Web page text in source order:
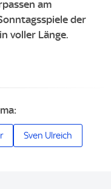
am
der
voller Länge.
Sven Ulreich